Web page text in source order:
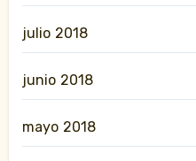
julio 2018
junio 2018
mayo 2018